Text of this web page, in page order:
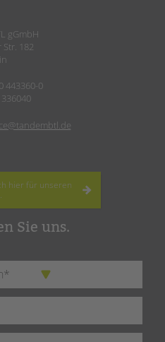
gGmbH
182
443360-0
hier für unseren
Sie uns.